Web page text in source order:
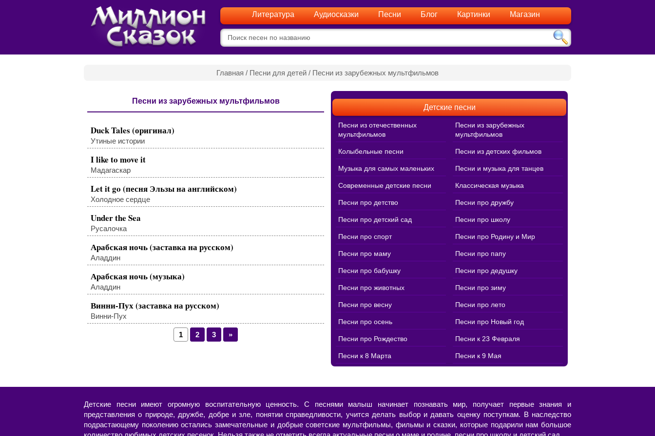
Литература Аудиосказки Песни Блог Картинки Магазин
Главная / Песни для детей / Песни из зарубежных мультфильмов
Песни из зарубежных мультфильмов
Duck Tales (оригинал)
Утиные истории
I like to move it
Мадагаскар
Let it go (песня Эльзы на английском)
Холодное сердце
Under the Sea
Русалочка
Арабская ночь (заставка на русском)
Аладдин
Арабская ночь (музыка)
Аладдин
Винни-Пух (заставка на русском)
Винни-Пух
1 2 3 »
Детские песни
Песни из отечественных
мультфильмов
Песни из зарубежных
мультфильмов
Колыбельные песни Песни из детских фильмов
Музыка для самых маленьких Песни и музыка для танцев
Современные детские песни Классическая музыка
Песни про детство Песни про дружбу
Песни про детский сад Песни про школу
Песни про спорт Песни про Родину и Мир
Песни про маму Песни про папу
Песни про бабушку Песни про дедушку
Песни про животных Песни про зиму
Песни про весну Песни про лето
Песни про осень Песни про Новый год
Песни про Рождество Песни к 23 Февраля
Песни к 8 Марта Песни к 9 Мая
Детские песни имеют огромную воспитательную ценность. С песнями малыш начинает познавать мир, получает первые знания и
представления о природе, дружбе, добре и зле, понятии справедливости, учится делать выбор и давать оценку поступкам. В наследство
подрастающему поколению остались замечательные и добрые советские мультфильмы, фильмы и сказки, которые подарили нам большое